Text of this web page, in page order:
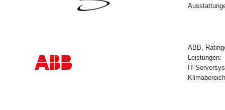
ABB,
Leistungen:
IT-
Klimabereich